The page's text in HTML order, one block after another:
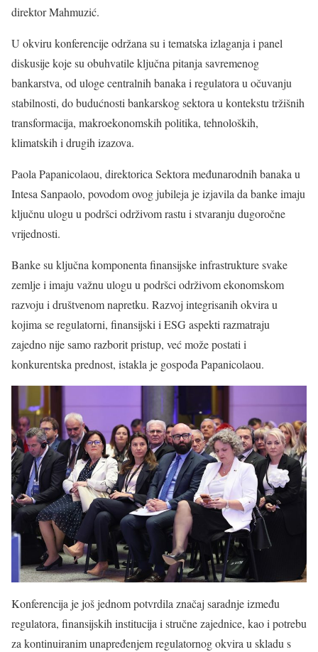
direktor Mahmuzić.
U okviru konferencije održana su i tematska izlaganja i panel
diskusije koje su obuhvatile ključna pitanja savremenog
bankarstva, od uloge centralnih banaka i regulatora u očuvanju
stabilnosti, do budućnosti bankarskog sektora u kontekstu tržišnih
transformacija, makroekonomskih politika, tehnoloških,
klimatskih i drugih izazova.
Paola Papanicolaou, direktorica Sektora međunarodnih banaka u
Intesa Sanpaolo, povodom ovog jubileja je izjavila da banke imaju
ključnu ulogu u podršci održivom rastu i stvaranju dugoročne
vrijednosti.
Banke su ključna komponenta finansijske infrastrukture svake
zemlje i imaju važnu ulogu u podršci održivom ekonomskom
razvoju i društvenom napretku. Razvoj integrisanih okvira u
kojima se regulatorni, finansijski i ESG aspekti razmatraju
zajedno nije samo razborit pristup, već može postati i
konkurentska prednost, istakla je gospođa Papanicolaou.
Konferencija je još jednom potvrdila značaj saradnje između
regulatora, finansijskih institucija i stručne zajednice, kao i potrebu
za kontinuiranim unapređenjem regulatornog okvira u skladu s